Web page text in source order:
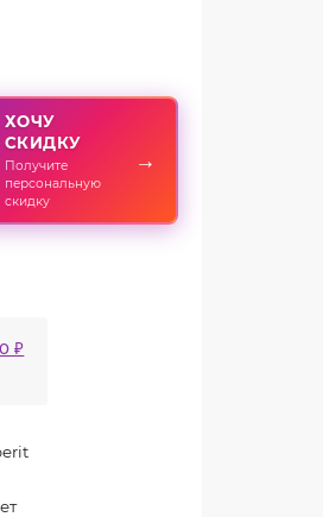
ХОЧУ
СКИДКУ
Получите
персональную
скидку
→
₽